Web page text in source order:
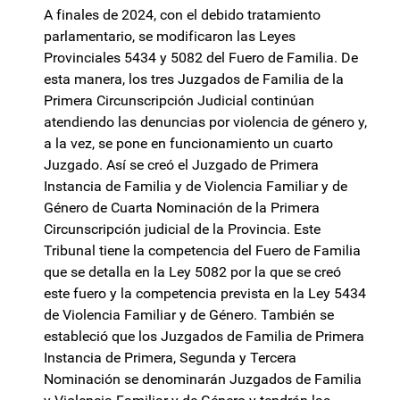
A finales de 2024, con el debido tratamiento
parlamentario, se modificaron las Leyes
Provinciales 5434 y 5082 del Fuero de Familia. De
esta manera, los tres Juzgados de Familia de la
Primera Circunscripción Judicial continúan
atendiendo las denuncias por violencia de género y,
a la vez, se pone en funcionamiento un cuarto
Juzgado. Así se creó el Juzgado de Primera
Instancia de Familia y de Violencia Familiar y de
Género de Cuarta Nominación de la Primera
Circunscripción judicial de la Provincia. Este
Tribunal tiene la competencia del Fuero de Familia
que se detalla en la Ley 5082 por la que se creó
este fuero y la competencia prevista en la Ley 5434
de Violencia Familiar y de Género. También se
estableció que los Juzgados de Familia de Primera
Instancia de Primera, Segunda y Tercera
Nominación se denominarán Juzgados de Familia